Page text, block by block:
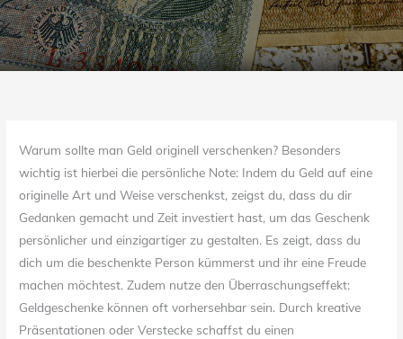
Warum sollte man Geld originell verschenken? Besonders
wichtig ist hierbei die persönliche Note: Indem du Geld auf eine
originelle Art und Weise verschenkst, zeigst du, dass du dir
Gedanken gemacht und Zeit investiert hast, um das Geschenk
persönlicher und einzigartiger zu gestalten. Es zeigt, dass du
dich um die beschenkte Person kümmerst und ihr eine Freude
machen möchtest. Zudem nutze den Überraschungseffekt:
Geldgeschenke können oft vorhersehbar sein. Durch kreative
Präsentationen oder Verstecke schaffst du einen